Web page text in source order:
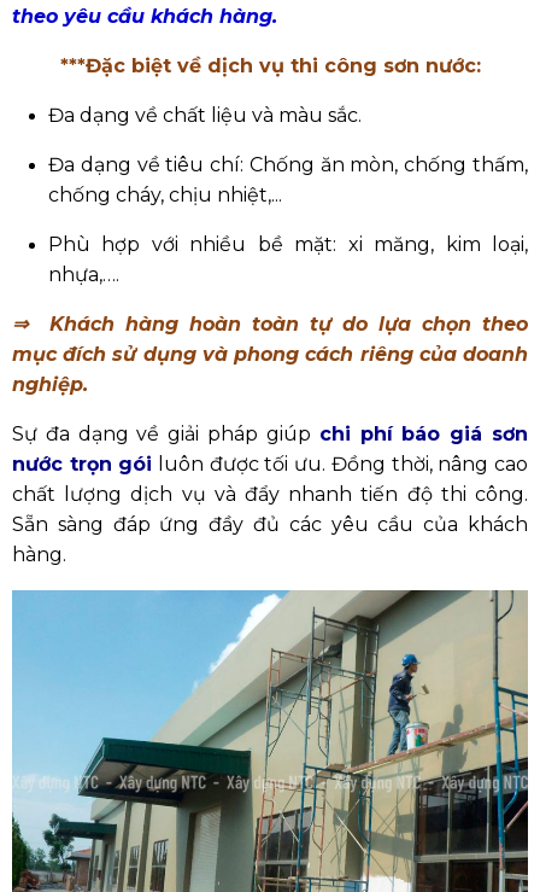
theo yêu cầu khách hàng.
***Đặc biệt về dịch vụ thi công sơn nước:
Đa dạng về chất liệu và màu sắc.
Đa dạng về tiêu chí: Chống ăn mòn, chống thấm,
chống cháy, chịu nhiệt,...
Phù hợp với nhiều bề mặt: xi măng, kim loại,
nhựa,….
⇒
Khách hàng hoàn toàn tự do lựa chọn theo
mục đích sử dụng và phong cách riêng của doanh
nghiệp.
Sự đa dạng về giải pháp giúp chi phí báo giá sơn
nước trọn gói luôn được tối ưu. Đồng thời, nâng cao
chất lượng dịch vụ và đẩy nhanh tiến độ thi công.
Sẵn sàng đáp ứng đầy đủ các yêu cầu của khách
hàng.